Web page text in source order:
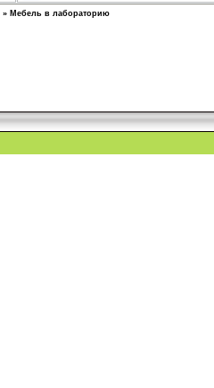
» Мебель в лабораторию